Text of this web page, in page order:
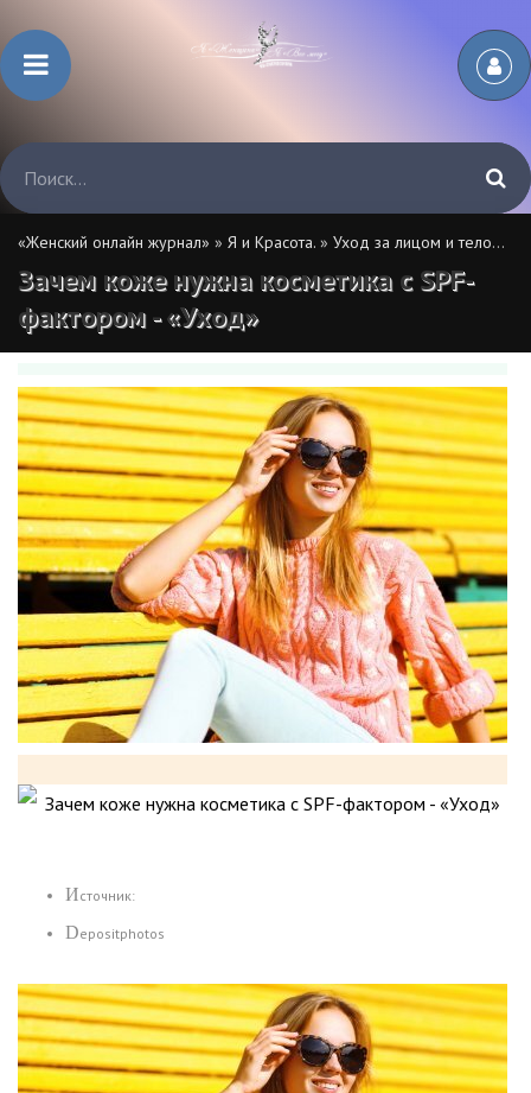
«Женский онлайн журнал» » Я и Красота. » Уход за лицом и телом.
Зачем коже нужна косметика с SPF-
фактором - «Уход»
Источник:
Depositphotos